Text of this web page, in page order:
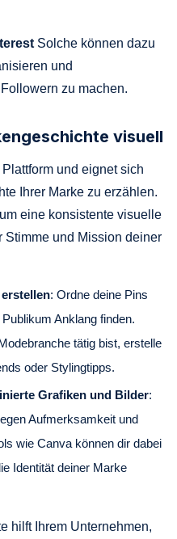
Solche können dazu
und
zu machen.
visuell
und eignet sich
Ihrer Marke zu erzählen.
eine konsistente visuelle
Stimme und Mission deiner
: Ordne deine Pins
Anklang finden.
tätig bist, erstelle
oder Stylingtipps.
Grafiken und Bilder:
Aufmerksamkeit und
wie Canva können dir dabei
Identität deiner Marke
hilft Ihrem Unternehmen,